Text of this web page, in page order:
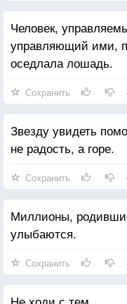
Человек,
управляющий ими,
оседлала лошадь.
Сохранить
Звезду увидеть
не радость, а горе.
Сохранить
Миллионы,
улыбаются.
Сохранить